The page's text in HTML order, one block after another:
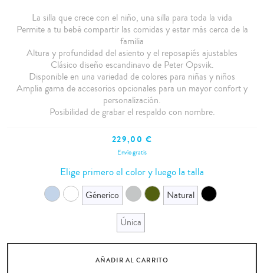
La silla que crece con el niño, una silla para toda la vida
Permite a tu bebé compartir las comidas y estar más cerca de la
familia
Altura y profundidad del asiento y el reposapiés ajustables
Clásico diseño escandinavo de Peter Opsvik.
Disponible en una variedad de colores para niñas y niños
Amplia gama de accesorios opcionales para un mayor confort y
personalización.
Posibilidad de grabar el respaldo con nombre.
229,00 €
Envío gratis
Elige primero el color y luego la talla
Génerico Natural
Única
AÑADIR AL CARRITO